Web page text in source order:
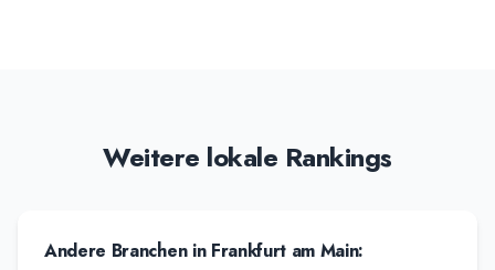
Weitere lokale Rankings
Andere Branchen in Frankfurt am Main: